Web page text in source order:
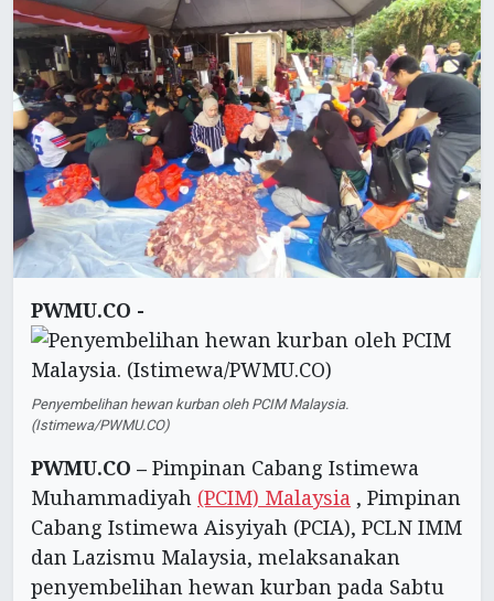
PWMU.CO -
Penyembelihan hewan kurban oleh PCIM Malaysia.
(Istimewa/PWMU.CO)
PWMU.CO – Pimpinan Cabang Istimewa
Muhammadiyah (PCIM) Malaysia , Pimpinan
Cabang Istimewa Aisyiyah (PCIA), PCLN IMM
dan Lazismu Malaysia, melaksanakan
penyembelihan hewan kurban pada Sabtu